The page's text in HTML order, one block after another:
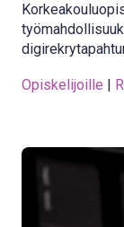
Opiskelijoille |